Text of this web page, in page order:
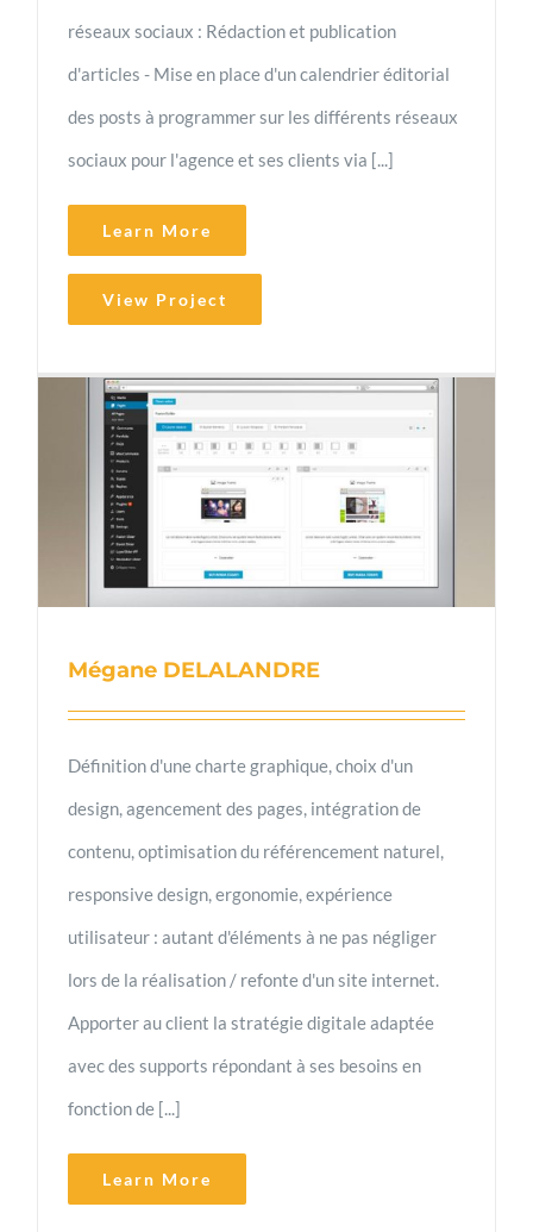
réseaux sociaux : Rédaction et publication
d'articles - Mise en place d'un calendrier éditorial
des posts à programmer sur les différents réseaux
sociaux pour l'agence et ses clients via [...]
Learn More
View Project
Mégane DELALANDRE
Définition d'une charte graphique, choix d'un
design, agencement des pages, intégration de
contenu, optimisation du référencement naturel,
responsive design, ergonomie, expérience
utilisateur : autant d'éléments à ne pas négliger
lors de la réalisation / refonte d'un site internet.
Apporter au client la stratégie digitale adaptée
avec des supports répondant à ses besoins en
fonction de [...]
Learn More